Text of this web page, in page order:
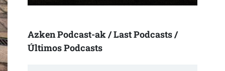
Azken Podcast-ak / Last Podcasts /
Últimos Podcasts